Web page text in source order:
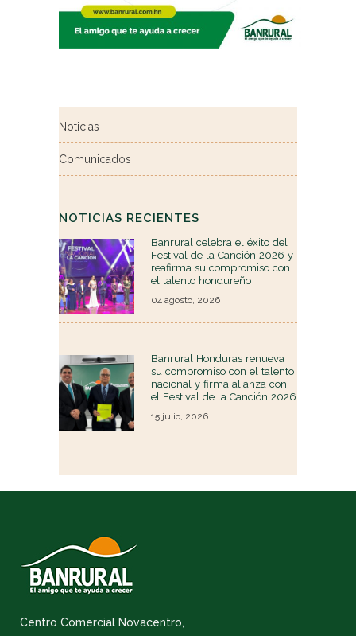
Noticias
Comunicados
NOTICIAS RECIENTES
Banrural celebra el éxito del
Festival de la Canción 2026 y
reafirma su compromiso con
el talento hondureño
04 agosto, 2026
Banrural Honduras renueva
su compromiso con el talento
nacional y firma alianza con
el Festival de la Canción 2026
15 julio, 2026
Centro Comercial Novacentro,